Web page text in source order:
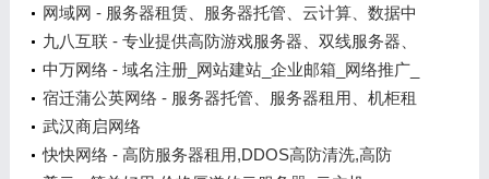
网域网 - 服务器租赁、服务器托管、云计算、数据中
心，IDC
九八互联 - 专业提供高防游戏服务器、双线服务器、
三线服务器、BGP服务器、区块链服务器
中万网络 - 域名注册_网站建站_企业邮箱_网络推广_
商标注册_专业互联网基础服务提供商
宿迁蒲公英网络 - 服务器托管、服务器租用、机柜租
用托管、百兆独享、G口独享、万兆口独享等大带宽
武汉商启网络
快快网络 - 高防服务器租用,DDOS高防清洗,高防